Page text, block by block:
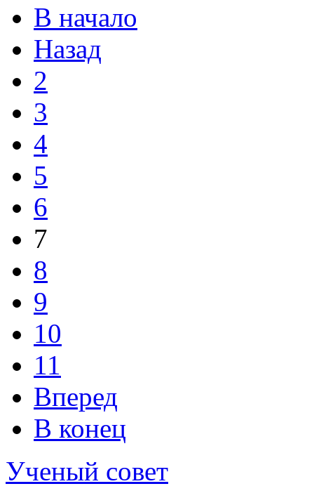
В начало
Назад
2
3
4
5
6
7
8
9
10
11
Вперед
В конец
Ученый совет